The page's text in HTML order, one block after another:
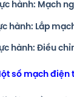
hành: Mạch
hành: Lắp
hành: Điều
số mạch điện